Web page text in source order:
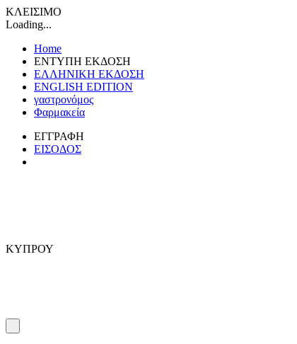
ΚΛΕΙΣΙΜΟ
Loading...
Home
ΕΝΤΥΠΗ ΕΚΔΟΣΗ
ΕΛΛΗΝΙΚΗ ΕΚΔΟΣΗ
ENGLISH EDITION
γαστρονόμος
Φαρμακεία
ΕΓΓΡΑΦΗ
ΕΙΣΟΔΟΣ
ΚΥΠΡΟΥ